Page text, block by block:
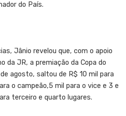
do País.
Jânio revelou que, com o apoio
da JR, a premiação da Copa do
agosto, saltou de R$ 10 mil para
o campeão,5 mil para o vice e 3 e
terceiro e quarto lugares.